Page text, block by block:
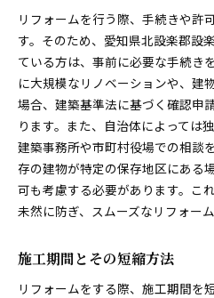
リフォームを行う際、手続きや許
す。そのため、愛知県北設楽郡設
ている方は、事前に必要な手続き
に大規模なリノベーションや、建
場合、建築基準法に基づく確認申
ります。また、自治体によっては
建築事務所や市町村役場での相談
存の建物が特定の保存地区にある
可も考慮する必要があります。こ
未然に防ぎ、スムーズなリフォー
施工期間とその短縮方法
リフォームをする際、施工期間を